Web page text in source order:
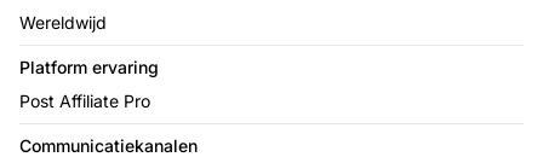
Wereldwijd
Platform ervaring
Post Affiliate Pro
Communicatiekanalen